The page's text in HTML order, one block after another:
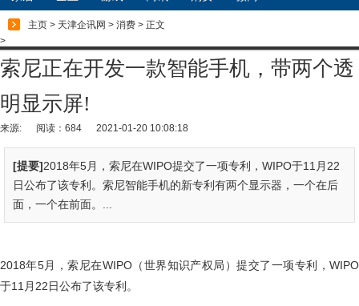
主页 > 天津企讯网 > 消费 > 正文
>
索尼正在开发一款智能手机，带两个透
明显示屏!
来源: 阅读：684 2021-01-20 10:08:18
[提要]2018年5月，索尼在WIPO提交了一项专利，WIPO于11月22
日公布了该专利。索尼智能手机的新专利有两个显示器，一个在后
面，一个在前面。...
2018年5月，索尼在WIPO（世界知识产权局）提交了一项专利，WIPO
于11月22日公布了该专利。